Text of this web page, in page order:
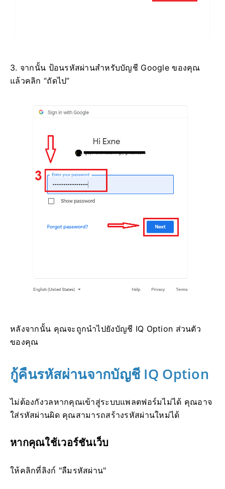
3. จากนั้น ป้อนรหัสผ่านสำหรับบัญชี Google ของคุณ
แล้วคลิก “ถัดไป”
หลังจากนั้น คุณจะถูกนำไปยังบัญชี IQ Option ส่วนตัว
ของคุณ
กู้คืนรหัสผ่านจากบัญชี IQ Option
ไม่ต้องกังวลหากคุณเข้าสู่ระบบแพลตฟอร์มไม่ได้ คุณอาจ
ใส่รหัสผ่านผิด คุณสามารถสร้างรหัสผ่านใหม่ได้
หากคุณใช้เวอร์ชันเว็บ
ให้คลิกที่ลิงก์ "ลืมรหัสผ่าน"